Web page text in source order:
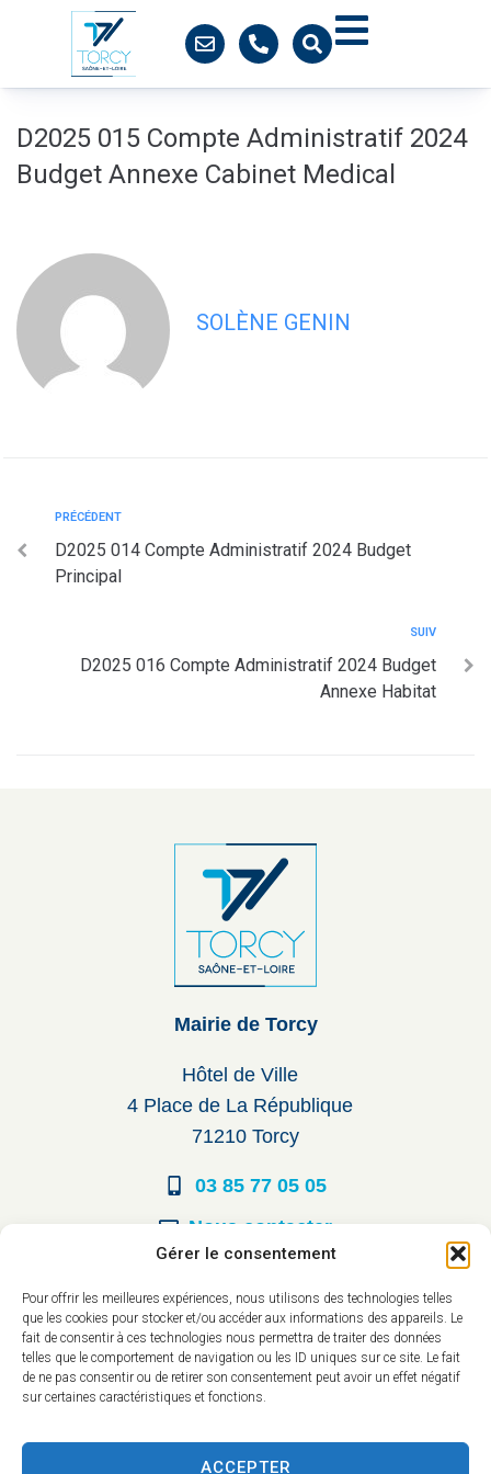
Gérer le consentement
Pour offrir les meilleures expériences, nous utilisons des technologies telles
que les cookies pour stocker et/ou accéder aux informations des appareils. Le
fait de consentir à ces technologies nous permettra de traiter des données
telles que le comportement de navigation ou les ID uniques sur ce site. Le fait
de ne pas consentir ou de retirer son consentement peut avoir un effet négatif
sur certaines caractéristiques et fonctions.
ACCEPTER
D2025 015 Compte Administratif 2024
Budget Annexe Cabinet Medical
SOLÈNE GENIN
PRÉCÉDENT
D2025 014 Compte Administratif 2024 Budget
Principal
SUIV
D2025 016 Compte Administratif 2024 Budget
Annexe Habitat
Mairie de Torcy
Hôtel de Ville
4 Place de La République
71210 Torcy
03 85 77 05 05
Nous contacter
Du lundi au vendredi :
8h30 à 12h00